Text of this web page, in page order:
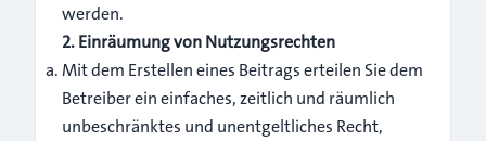
werden.
2. Einräumung von Nutzungsrechten
Mit dem Erstellen eines Beitrags erteilen Sie dem
Betreiber ein einfaches, zeitlich und räumlich
unbeschränktes und unentgeltliches Recht,